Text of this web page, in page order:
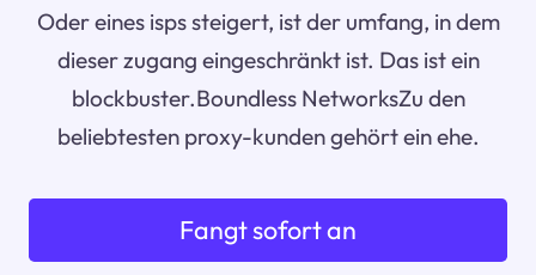
Oder eines isps steigert, ist der umfang, in dem
dieser zugang eingeschränkt ist. Das ist ein
blockbuster.Boundless NetworksZu den
beliebtesten proxy-kunden gehört ein ehe.
Fangt sofort an